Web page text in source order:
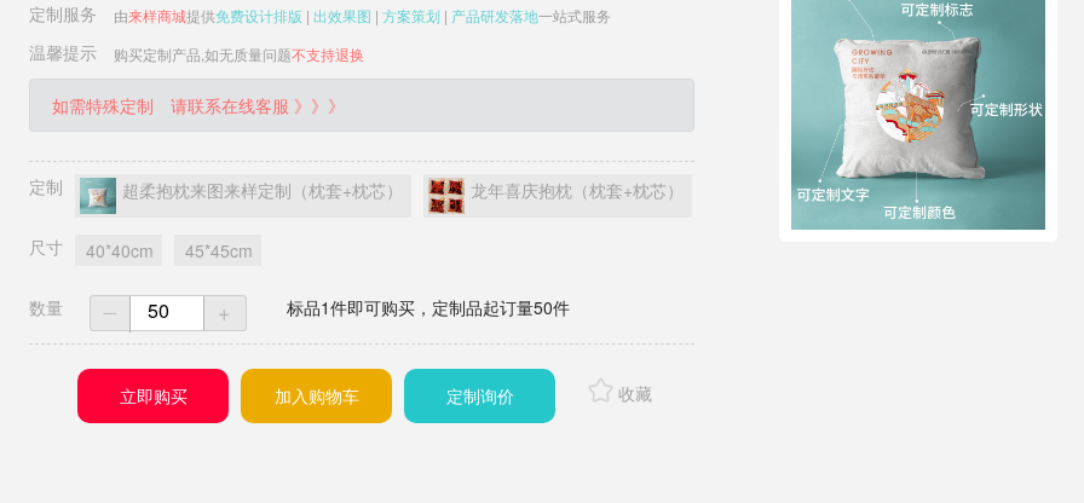
定制服务 由来样商城提供免费设计排版 | 出效果图 | 方案策划 | 产品研发落地一站式服务
温馨提示 购买定制产品,如无质量问题不支持退换
如需特殊定制 请联系在线客服 》》》
定制 超柔抱枕来图来样定制（枕套+枕芯） 龙年喜庆抱枕（枕套+枕芯）
尺寸 40*40cm 45*45cm
数量 一 + 标品1件即可购买，定制品起订量50件
立即购买 加入购物车 定制询价 收藏